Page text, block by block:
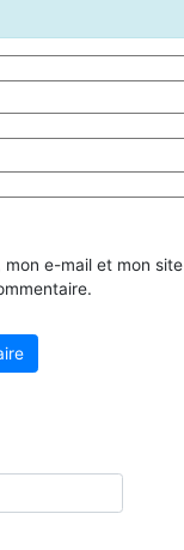
mon e-mail et mon